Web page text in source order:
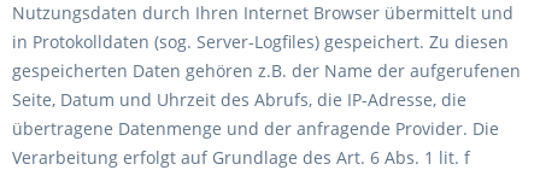
Nutzungsdaten durch Ihren Internet Browser übermittelt und
in Protokolldaten (sog. Server-Logfiles) gespeichert. Zu diesen
gespeicherten Daten gehören z.B. der Name der aufgerufenen
Seite, Datum und Uhrzeit des Abrufs, die IP-Adresse, die
übertragene Datenmenge und der anfragende Provider. Die
Verarbeitung erfolgt auf Grundlage des Art. 6 Abs. 1 lit. f